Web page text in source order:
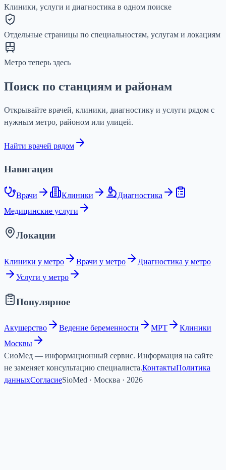
Клиники, услуги и диагностика в одном поиске
Отдельные страницы по специальностям, услугам и локациям
Метро теперь здесь
Поиск по станциям и районам
Открывайте врачей, клиники, диагностику и услуги рядом с
нужным метро, районом или улицей.
Найти врачей рядом
Навигация
Врачи Клиники
Диагностика
Медицинские услуги
Локации
Клиники у метро Врачи у метро
Диагностика у метро
Услуги у метро
Популярное
Акушерство Ведение беременности МРТ
Клиники
Москвы
СиоМед — информационный сервис. Информация на сайте
не заменяет консультацию специалиста.КонтактыПолитика
данныхСогласиеSioMed · Москва · 2026